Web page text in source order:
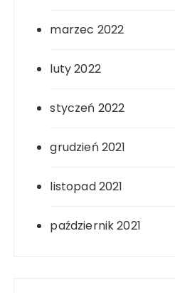
marzec 2022
luty 2022
styczeń 2022
grudzień 2021
listopad 2021
październik 2021